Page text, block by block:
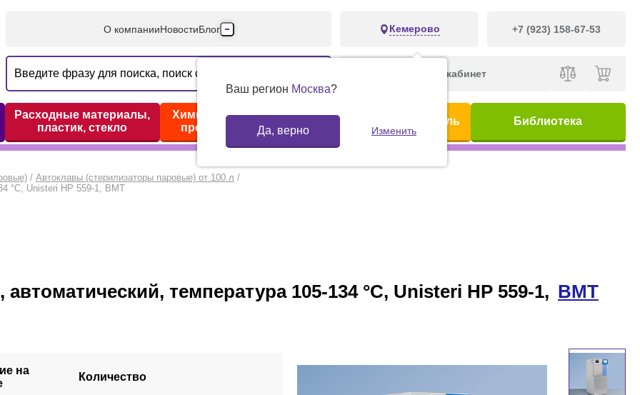
О компанииНовостиБлог
Производители
Партнеры
Контакты
Кемерово +7 (923) 158-67-53
Ваш регион Москва?
Да, верно Изменить
Личный кабинет
Расходные материалы,
пластик, стекло
Химические реактивы,
препараты, наборы
Предметный указатель Библиотека
/ Автоклавы (стерилизаторы паровые) от 100 л /
°С, Unisteri HP 559-1, BMT
температура 105-134 °С, Unisteri HP 559-1, BMT
на
Количество